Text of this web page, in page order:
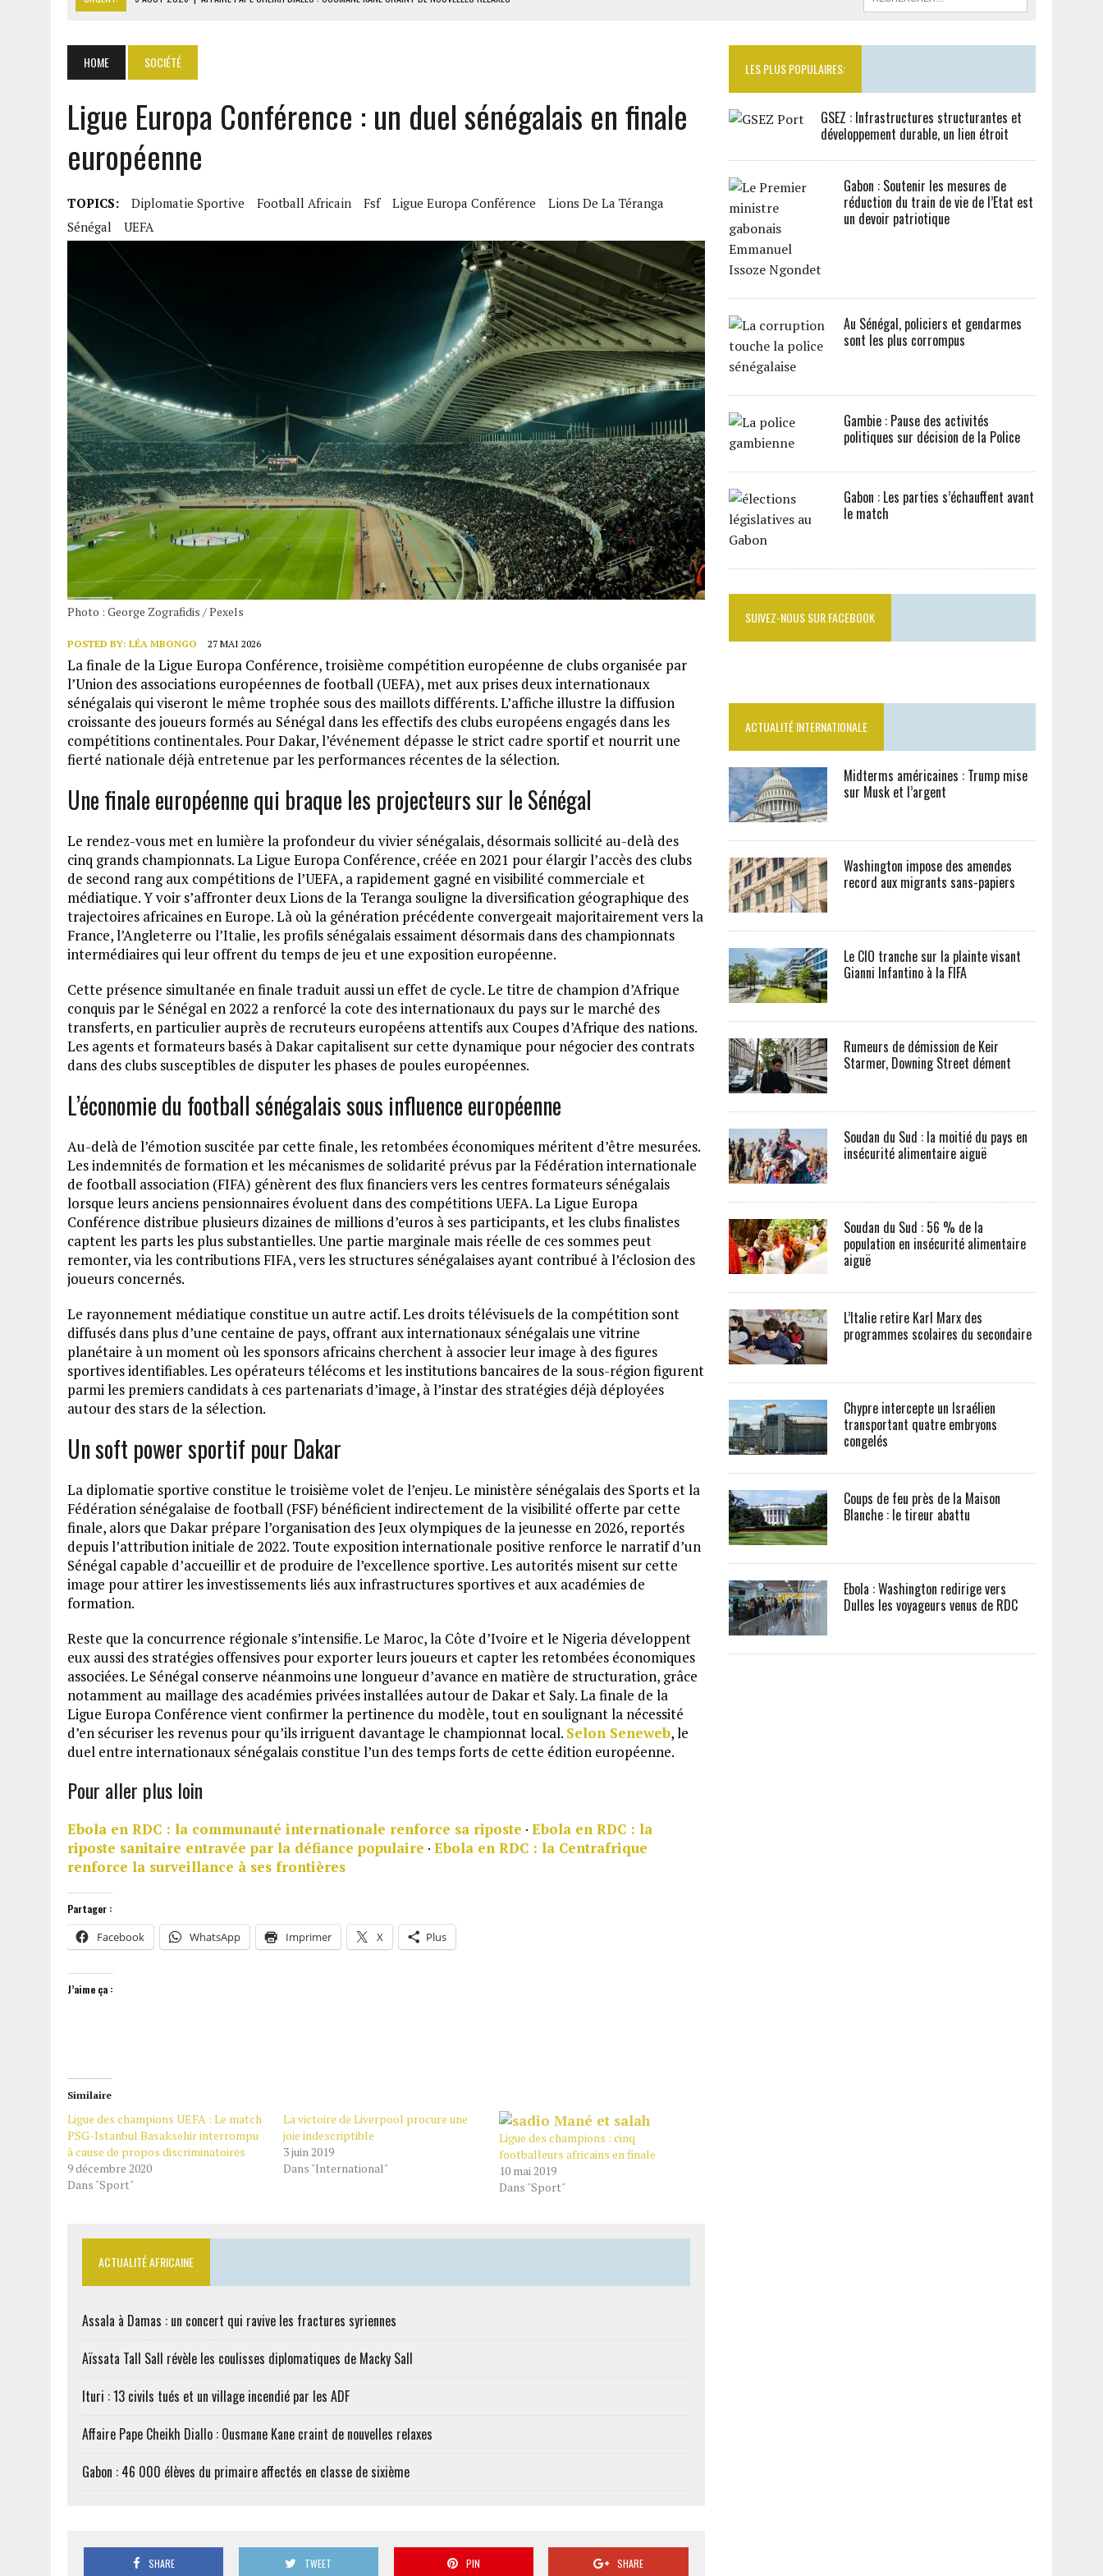
ASSALA À DAMAS : UN CONCERT QUI RAVIVE LES FRACTURES SYRIENNES
9 AOÛT 2026 | AÏSSATA TALL SALL RÉVÈLE LES COULISSES DIPLOMATIQUES DE MACKY SALL
9 AOÛT 2026 | ITURI : 13 CIVILS TUÉS ET UN VILLAGE INCENDIÉ PAR LES ADF
HOME SOCIÉTÉ
Ligue Europa Conférence : un duel sénégalais en finale
européenne
TOPICS: Diplomatie Sportive Football Africain Fsf Ligue Europa Conférence
Lions De La Téranga
Sénégal
UEFA
Photo : George Zografidis / Pexels
POSTED BY: LÉA MBONGO 27 MAI 2026
La finale de la Ligue Europa Conférence, troisième compétition européenne de clubs organisée par
l’Union des associations européennes de football (UEFA), met aux prises deux internationaux
sénégalais qui viseront le même trophée sous des maillots différents. L’affiche illustre la diffusion
croissante des joueurs formés au Sénégal dans les effectifs des clubs européens engagés dans les
compétitions continentales. Pour Dakar, l’événement dépasse le strict cadre sportif et nourrit une
fierté nationale déjà entretenue par les performances récentes de la sélection.
Une finale européenne qui braque les projecteurs sur le Sénégal
Le rendez-vous met en lumière la profondeur du vivier sénégalais, désormais sollicité au-delà des
cinq grands championnats. La Ligue Europa Conférence, créée en 2021 pour élargir l’accès des clubs
de second rang aux compétitions de l’UEFA, a rapidement gagné en visibilité commerciale et
médiatique. Y voir s’affronter deux Lions de la Teranga souligne la diversification géographique des
trajectoires africaines en Europe. Là où la génération précédente convergeait majoritairement vers la
France, l’Angleterre ou l’Italie, les profils sénégalais essaiment désormais dans des championnats
intermédiaires qui leur offrent du temps de jeu et une exposition européenne.
Cette présence simultanée en finale traduit aussi un effet de cycle. Le titre de champion d’Afrique
conquis par le Sénégal en 2022 a renforcé la cote des internationaux du pays sur le marché des
transferts, en particulier auprès de recruteurs européens attentifs aux Coupes d’Afrique des nations.
Les agents et formateurs basés à Dakar capitalisent sur cette dynamique pour négocier des contrats
dans des clubs susceptibles de disputer les phases de poules européennes.
L’économie du football sénégalais sous influence européenne
Au-delà de l’émotion suscitée par cette finale, les retombées économiques méritent d’être mesurées.
Les indemnités de formation et les mécanismes de solidarité prévus par la Fédération internationale
de football association (FIFA) génèrent des flux financiers vers les centres formateurs sénégalais
lorsque leurs anciens pensionnaires évoluent dans des compétitions UEFA. La Ligue Europa
Conférence distribue plusieurs dizaines de millions d’euros à ses participants, et les clubs finalistes
captent les parts les plus substantielles. Une partie marginale mais réelle de ces sommes peut
remonter, via les contributions FIFA, vers les structures sénégalaises ayant contribué à l’éclosion des
joueurs concernés.
Le rayonnement médiatique constitue un autre actif. Les droits télévisuels de la compétition sont
diffusés dans plus d’une centaine de pays, offrant aux internationaux sénégalais une vitrine
planétaire à un moment où les sponsors africains cherchent à associer leur image à des figures
sportives identifiables. Les opérateurs télécoms et les institutions bancaires de la sous-région figurent
parmi les premiers candidats à ces partenariats d’image, à l’instar des stratégies déjà déployées
autour des stars de la sélection.
Un soft power sportif pour Dakar
La diplomatie sportive constitue le troisième volet de l’enjeu. Le ministère sénégalais des Sports et la
Fédération sénégalaise de football (FSF) bénéficient indirectement de la visibilité offerte par cette
finale, alors que Dakar prépare l’organisation des Jeux olympiques de la jeunesse en 2026, reportés
depuis l’attribution initiale de 2022. Toute exposition internationale positive renforce le narratif d’un
Sénégal capable d’accueillir et de produire de l’excellence sportive. Les autorités misent sur cette
image pour attirer les investissements liés aux infrastructures sportives et aux académies de
formation.
Reste que la concurrence régionale s’intensifie. Le Maroc, la Côte d’Ivoire et le Nigeria développent
eux aussi des stratégies offensives pour exporter leurs joueurs et capter les retombées économiques
associées. Le Sénégal conserve néanmoins une longueur d’avance en matière de structuration, grâce
notamment au maillage des académies privées installées autour de Dakar et Saly. La finale de la
Ligue Europa Conférence vient confirmer la pertinence du modèle, tout en soulignant la nécessité
d’en sécuriser les revenus pour qu’ils irriguent davantage le championnat local. Selon Seneweb, le
duel entre internationaux sénégalais constitue l’un des temps forts de cette édition européenne.
Pour aller plus loin
Ebola en RDC : la communauté internationale renforce sa riposte · Ebola en RDC : la
riposte sanitaire entravée par la défiance populaire · Ebola en RDC : la Centrafrique
renforce la surveillance à ses frontières
Partager :
Facebook WhatsApp Imprimer X Plus
J’aime ça :
Similaire
Ligue des champions UEFA : Le match
PSG-Istanbul Basaksehir interrompu
à cause de propos discriminatoires
9 décembre 2020
Dans "Sport"
La victoire de Liverpool procure une
joie indescriptible
3 juin 2019
Dans "International"
Ligue des champions : cinq
footballeurs africains en finale
10 mai 2019
Dans "Sport"
ACTUALITÉ AFRICAINE
Assala à Damas : un concert qui ravive les fractures syriennes
Aïssata Tall Sall révèle les coulisses diplomatiques de Macky Sall
Ituri : 13 civils tués et un village incendié par les ADF
Affaire Pape Cheikh Diallo : Ousmane Kane craint de nouvelles relaxes
Gabon : 46 000 élèves du primaire affectés en classe de sixième
SHARE TWEET PIN SHARE
LES PLUS POPULAIRES:
GSEZ : Infrastructures structurantes et
développement durable, un lien étroit
Gabon : Soutenir les mesures de
réduction du train de vie de l’Etat est
un devoir patriotique
Au Sénégal, policiers et gendarmes
sont les plus corrompus
Gambie : Pause des activités
politiques sur décision de la Police
Gabon : Les parties s’échauffent avant
le match
SUIVEZ-NOUS SUR FACEBOOK
ACTUALITÉ INTERNATIONALE
Midterms américaines : Trump mise
sur Musk et l’argent
Washington impose des amendes
record aux migrants sans-papiers
Le CIO tranche sur la plainte visant
Gianni Infantino à la FIFA
Rumeurs de démission de Keir
Starmer, Downing Street dément
Soudan du Sud : la moitié du pays en
insécurité alimentaire aiguë
Soudan du Sud : 56 % de la
population en insécurité alimentaire
aiguë
L’Italie retire Karl Marx des
programmes scolaires du secondaire
Chypre intercepte un Israélien
transportant quatre embryons
congelés
Coups de feu près de la Maison
Blanche : le tireur abattu
Ebola : Washington redirige vers
Dulles les voyageurs venus de RDC